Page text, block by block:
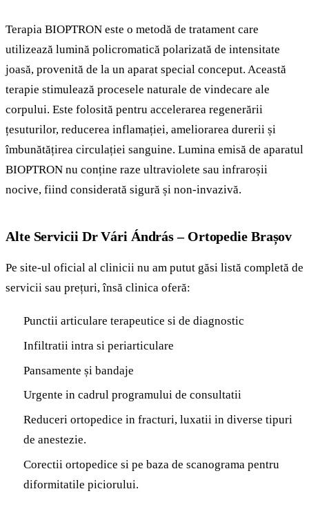
Terapia BIOPTRON este o metodă de tratament care
utilizează lumină policromatică polarizată de intensitate
joasă, provenită de la un aparat special conceput. Această
terapie stimulează procesele naturale de vindecare ale
corpului. Este folosită pentru accelerarea regenerării
țesuturilor, reducerea inflamației, ameliorarea durerii și
îmbunătățirea circulației sanguine. Lumina emisă de aparatul
BIOPTRON nu conține raze ultraviolete sau infraroșii
nocive, fiind considerată sigură și non-invazivă.
Alte Servicii Dr Vári Ándrás – Ortopedie Brașov
Pe site-ul oficial al clinicii nu am putut găsi listă completă de
servicii sau prețuri, însă clinica oferă:
Punctii articulare terapeutice si de diagnostic
Infiltratii intra si periarticulare
Pansamente și bandaje
Urgente in cadrul programului de consultatii
Reduceri ortopedice in fracturi, luxatii in diverse tipuri
de anestezie.
Corectii ortopedice si pe baza de scanograma pentru
diformitatile piciorului.